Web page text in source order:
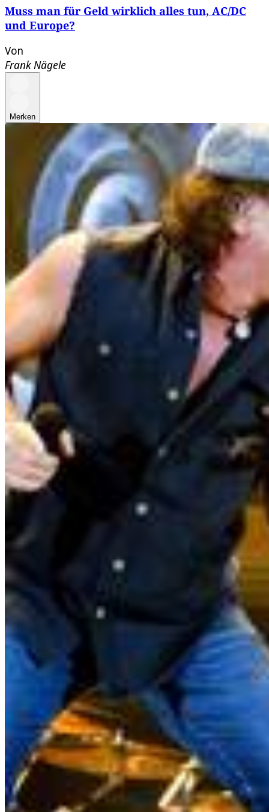
Muss man für Geld wirklich alles tun, AC/DC
und Europe?
Von
Frank Nägele
Merken